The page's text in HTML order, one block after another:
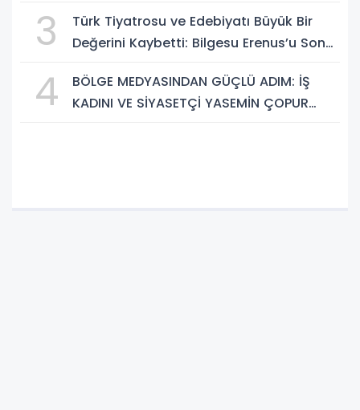
3
Türk Tiyatrosu ve Edebiyatı Büyük Bir
Değerini Kaybetti: Bilgesu Erenus’u Son
4
BÖLGE MEDYASINDAN GÜÇLÜ ADIM: İŞ
KADINI VE SİYASETÇİ YASEMİN ÇOPUR